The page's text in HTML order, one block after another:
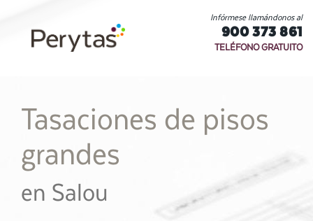
Infórmese llamándonos al
900 373 861
TELÉFONO GRATUITO
Tasaciones de pisos
grandes
en Salou